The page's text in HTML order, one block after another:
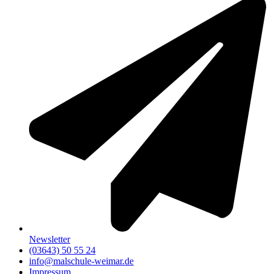
Newsletter
(03643) 50 55 24
info@malschule-weimar.de
Impressum